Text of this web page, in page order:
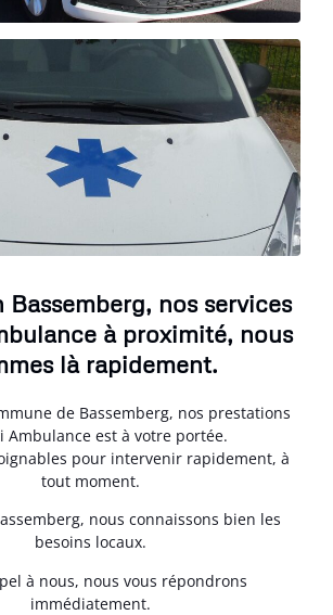
Bassemberg, nos services
à proximité, nous
là rapidement.
de Bassemberg, nos prestations
Ambulance est à votre portée.
pour intervenir rapidement, à
tout moment.
nous connaissons bien les
besoins locaux.
à nous, nous vous répondrons
immédiatement.